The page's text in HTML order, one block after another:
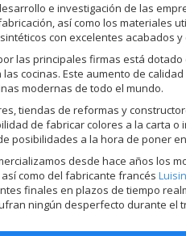
e investigación de las
así como los materiales
con excelentes acabados y
las principales firmas está
cocinas. Este aumento de
modernas de todo el mundo.
tiendas de reformas y
de fabricar colores a la carta
posibilidades a la hora de poner
desde hace años los
así como del fabricante francés
finales en plazos de tiempo
ningún desperfecto durante el